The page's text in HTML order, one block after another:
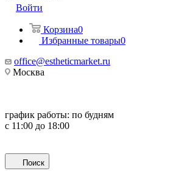
Войти
Корзина0
Избранные товары0
office@estheticmarket.ru
Москва
график работы: по будням
с 11:00 до 18:00
Поиск